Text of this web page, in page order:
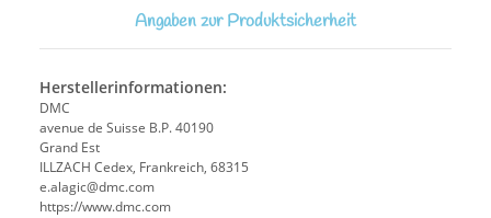
Angaben zur Produktsicherheit
Herstellerinformationen:
DMC
avenue de Suisse B.P. 40190
Grand Est
ILLZACH Cedex, Frankreich, 68315
e.alagic@dmc.com
https://www.dmc.com